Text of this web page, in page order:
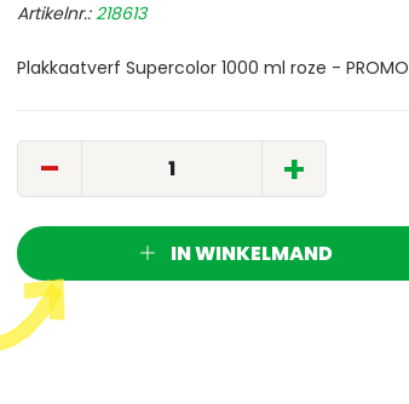
Artikelnr.:218613
Plakkaatverf Supercolor 1000 ml roze - PROMO
- +
IN WINKELMAND